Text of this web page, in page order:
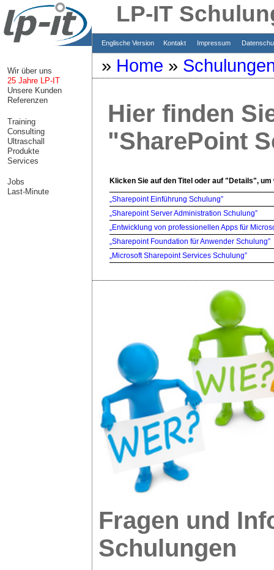
LP-IT
Englische Version Kontakt Impressum
Wir über uns
25 Jahre LP-IT
Unsere Kunden
Referenzen
Training
Consulting
Ultraschall
Produkte
Services
Jobs
Last-Minute
» Home »
Hier finden
"SharePoint
Klicken Sie auf den Titel oder auf "Details",
„Sharepoint Einführung Schulung”
„Sharepoint Server Administration Schulung”
„Entwicklung von professionellen Apps für
„Sharepoint Foundation für Anwender Schulung”
„Microsoft Sharepoint Services Schulung”
Fragen und
Schulungen